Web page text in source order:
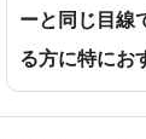
ーと同じ目線
る方に特にお